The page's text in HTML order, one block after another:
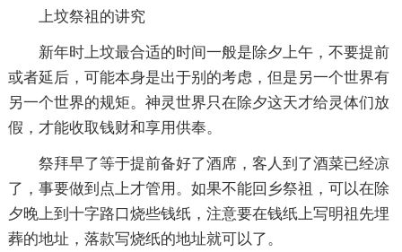
上坟祭祖的讲究
新年时上坟最合适的时间一般是除夕上午，不要提前
或者延后，可能本身是出于别的考虑，但是另一个世界有
另一个世界的规矩。神灵世界只在除夕这天才给灵体们放
假，才能收取钱财和享用供奉。
祭拜早了等于提前备好了酒席，客人到了酒菜已经凉
了，事要做到点上才管用。如果不能回乡祭祖，可以在除
夕晚上到十字路口烧些钱纸，注意要在钱纸上写明祖先埋
葬的地址，落款写烧纸的地址就可以了。